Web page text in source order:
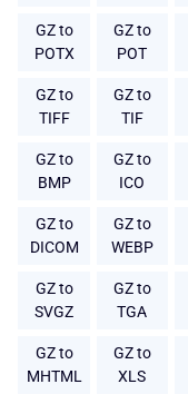
GZ to
POTX
GZ to
POT
GZ to
TIFF
GZ to
TIF
GZ to
BMP
GZ to
ICO
GZ to
DICOM
GZ to
WEBP
GZ to
SVGZ
GZ to
TGA
GZ to
MHTML
GZ to
XLS